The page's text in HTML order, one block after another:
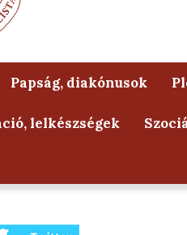
Papság, diakónusok
lelkészségek